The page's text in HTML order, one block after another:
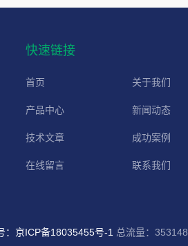
快速链接
首页 关于我们
产品中心 新闻动态
技术文章 成功案例
在线留言 联系我们
：京ICP备18035455号-1 总流量：353148